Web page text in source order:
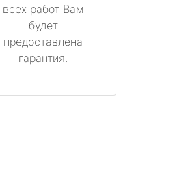
всех работ Вам
будет
предоставлена
гарантия.